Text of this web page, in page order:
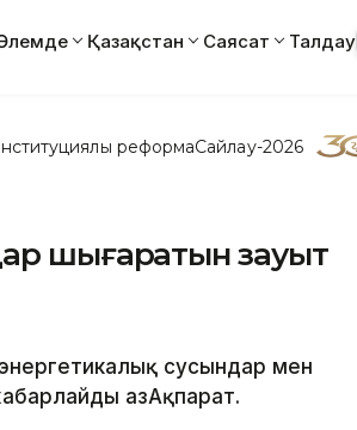
Қазақстан Саясат Талдау
реформаСайлау-2026
шығаратын зауыт
сусындар мен
ҚазАқпарат.